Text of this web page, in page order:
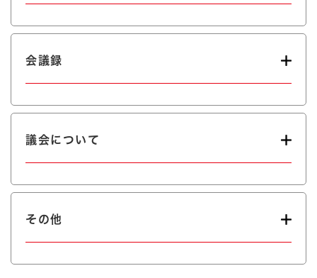
会議録
議会について
その他